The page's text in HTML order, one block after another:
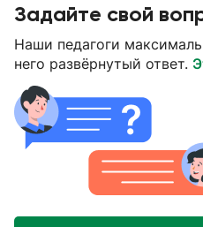
Задайте свой
Наши педагоги
него развёрнутый ответ.